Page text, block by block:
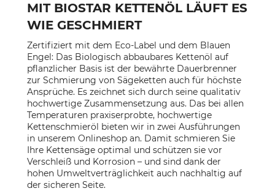
MIT BIOSTAR KETTENÖL LÄUFT ES
WIE GESCHMIERT
Zertifiziert mit dem Eco-Label und dem Blauen
Engel: Das Biologisch abbaubares Kettenöl auf
pflanzlicher Basis ist der bewährte Dauerbrenner
zur Schmierung von Sägeketten auch für höchste
Ansprüche. Es zeichnet sich durch seine qualitativ
hochwertige Zusammensetzung aus. Das bei allen
Temperaturen praxiserprobte, hochwertige
Kettenschmieröl bieten wir in zwei Ausführungen
in unserem Onlineshop an. Damit schmieren Sie
Ihre Kettensäge optimal und schützen sie vor
Verschleiß und Korrosion – und sind dank der
hohen Umweltverträglichkeit auch nachhaltig auf
der sicheren Seite.